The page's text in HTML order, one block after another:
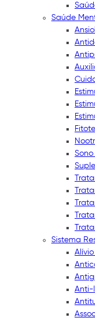
Saúde
Sistema
Anti-